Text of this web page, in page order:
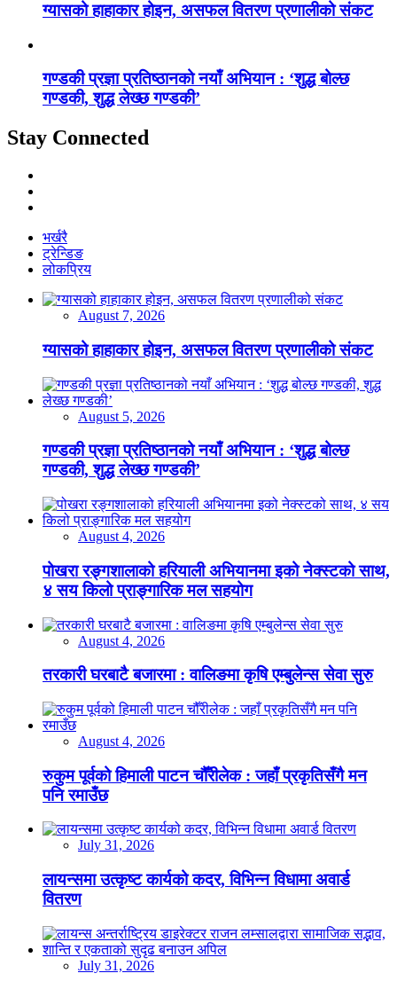
ग्यासको हाहाकार होइन, असफल वितरण प्रणालीको संकट
गण्डकी प्रज्ञा प्रतिष्ठानको नयाँ अभियान : ‘शुद्ध बोल्छ
गण्डकी, शुद्ध लेख्छ गण्डकी’
Stay Connected
भर्खरै
ट्रेन्डिङ
लोकप्रिय
August 7, 2026
ग्यासको हाहाकार होइन, असफल वितरण प्रणालीको संकट
August 5, 2026
गण्डकी प्रज्ञा प्रतिष्ठानको नयाँ अभियान : ‘शुद्ध बोल्छ
गण्डकी, शुद्ध लेख्छ गण्डकी’
August 4, 2026
पोखरा रङ्गशालाको हरियाली अभियानमा इको नेक्स्टको साथ,
४ सय किलो प्राङ्गारिक मल सहयोग
August 4, 2026
तरकारी घरबाटै बजारमा : वालिङमा कृषि एम्बुलेन्स सेवा सुरु
August 4, 2026
रुकुम पूर्वको हिमाली पाटन चौँरीलेक : जहाँ प्रकृतिसँगै मन
पनि रमाउँछ
July 31, 2026
लायन्समा उत्कृष्ट कार्यको कदर, विभिन्न विधामा अवार्ड
वितरण
July 31, 2026